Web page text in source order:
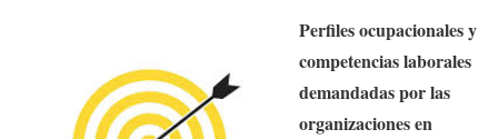
Perfiles ocupacionales y
competencias laborales
demandadas por las
organizaciones en